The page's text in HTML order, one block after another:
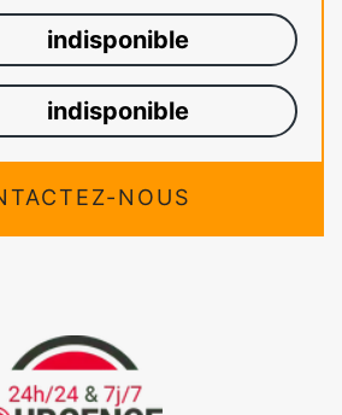
indisponible
indisponible
NOUS